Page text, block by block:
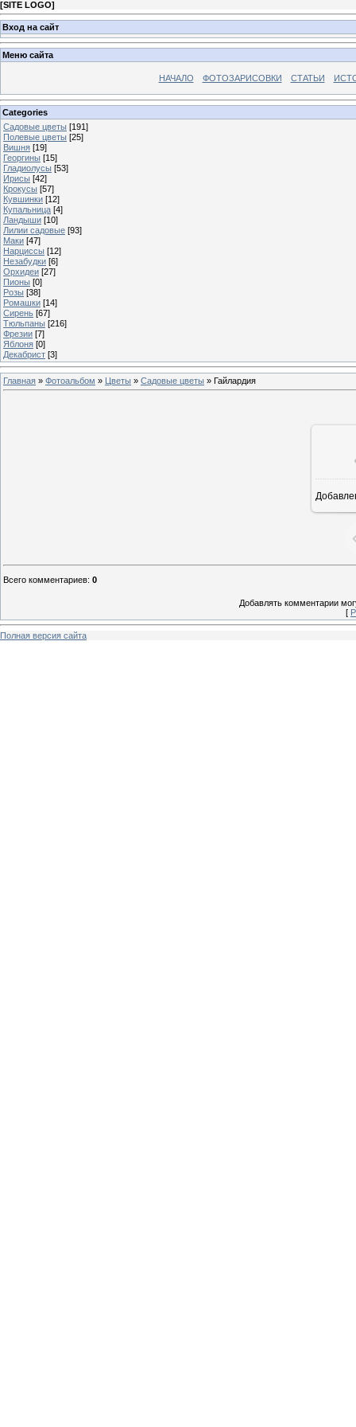
[SITE LOGO]
Вход на сайт
Меню сайта
НАЧАЛО ФОТОЗАРИСОВКИ СТАТЬИ
Categories
Садовые цветы [191]
Полевые цветы [25]
Вишня [19]
Георгины [15]
Гладиолусы [53]
Ирисы [42]
Крокусы [57]
Кувшинки [12]
Купальница [4]
Ландыши [10]
Лилии садовые [93]
Маки [47]
Нарциссы [12]
Незабудки [6]
Орхидеи [27]
Пионы [0]
Розы [38]
Ромашки [14]
Сирень [67]
Тюльпаны [216]
Фрезии [7]
Яблоня [0]
Декабрист [3]
Главная » Фотоальбом » Цветы » Садовые цветы » Гайлардия
Всего комментариев: 0
Добавлять комментарии
[
Полная версия сайта